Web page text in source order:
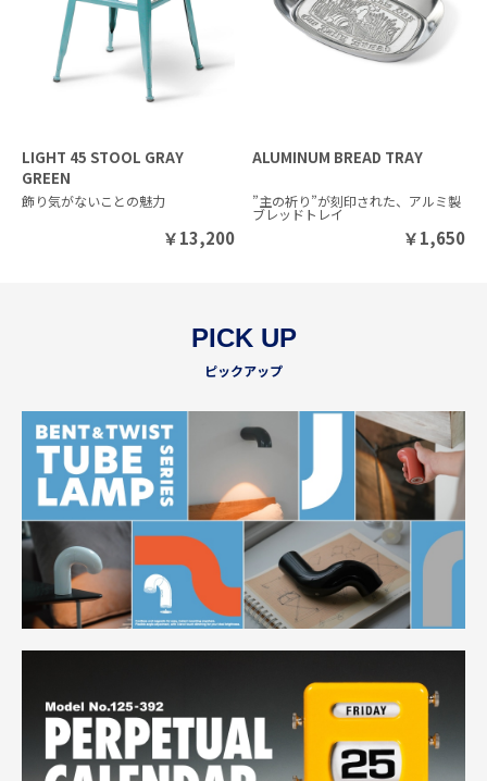
LIGHT 45 STOOL GRAY
GREEN
飾り気がないことの魅力
￥13,200
ALUMINUM BREAD TRAY
”主の祈り”が刻印された、アルミ製
ブレッドトレイ
￥1,650
PICK UP
ピックアップ